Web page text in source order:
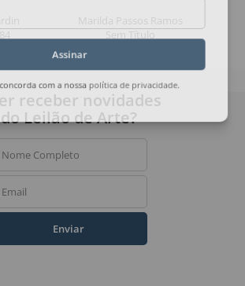
Marilda Passos Ramos
Sem Título
Assinar
com a nossapolítica de privacidade
receber novidades
do Leilão de Arte?
Nome Completo
Email
Enviar